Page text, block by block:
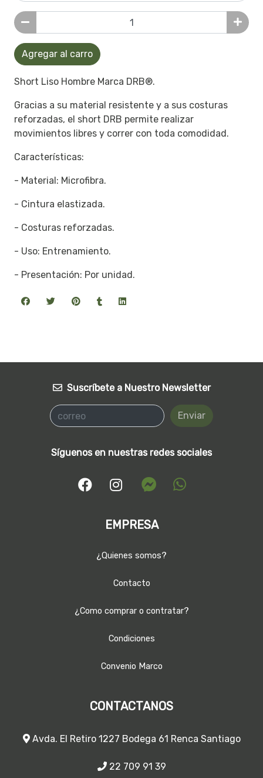
Agregar al carro
Short Liso Hombre Marca DRB®.
Gracias a su material resistente y a sus costuras
reforzadas, el short DRB permite realizar
movimientos libres y correr con toda comodidad.
Características:
- Material: Microfibra.
- Cintura elastizada.
- Costuras reforzadas.
- Uso: Entrenamiento.
- Presentación: Por unidad.
Suscríbete a Nuestro Newsletter
Enviar
Síguenos en nuestras redes sociales
EMPRESA
¿Quienes somos?
Contacto
¿Como comprar o contratar?
Condiciones
Convenio Marco
CONTACTANOS
Avda. El Retiro 1227 Bodega 61 Renca Santiago
22 709 91 39